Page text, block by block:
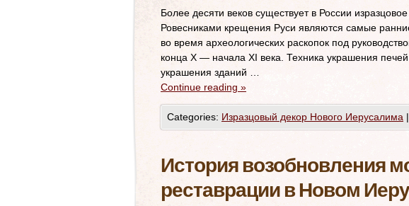
Более десяти веков существует в России
Ровесниками крещения Руси являются самые
во время археологических раскопок под
конца X — начала XI века. Техника украшения
украшения зданий …
Continue reading »
Categories: Изразцовый декор Нового Иерусалима |
История возобновления
реставрации в Новом